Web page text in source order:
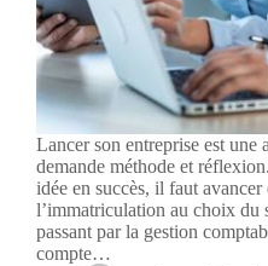
Lancer son entreprise est une
demande méthode et
idée en succès, il faut avancer
l’immatriculation au choix du
passant par la gestion
compte…